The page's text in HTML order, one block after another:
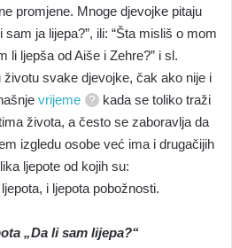
promjene. Mnoge djevojke pitaju
ja lijepa?”, ili: “Šta misliš o mom
li ljepša od Aiše i Zehre?” i sl.
svake djevojke, čak ako nije i
vrijeme
kada se toliko traži
života, a često se zaboravlja da
izgledu osobe već ima i drugačijih
ljepote od kojih su:
i ljepota pobožnosti.
„Da li sam lijepa?“